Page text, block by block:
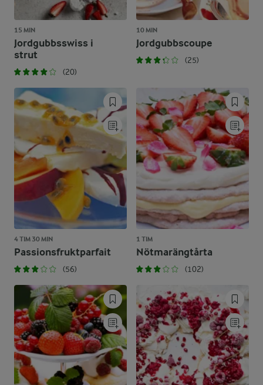
15 MIN
Jordgubbsswiss i
strut
(20)
10 MIN
Jordgubbscoupe
(25)
4 TIM 30 MIN
Passionsfruktparfait
(56)
1 TIM
Nötmarängtårta
(102)